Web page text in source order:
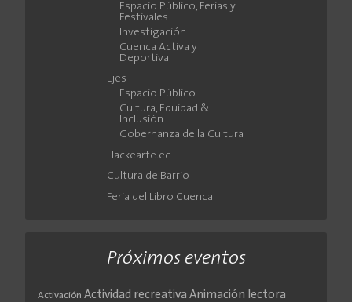
Espacio Público, Ferias y
Festivales
Investigación
Cuenca Activa y
Deportiva
Ejes
Espacio Público
Cultura, Equidad &
Inclusión
Gobernanza de la Cultura
Hackearte.ec
Cultura de Barrio
Feria del Libro Cuenca
Próximos eventos
Activación Actividad recreativa Animación lectora